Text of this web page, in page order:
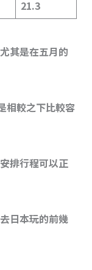
21.3
其是在五月的
相較之下比較容
排行程可以正
日本玩的前幾